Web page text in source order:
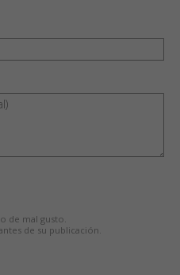
de mal gusto.
de su publicación.